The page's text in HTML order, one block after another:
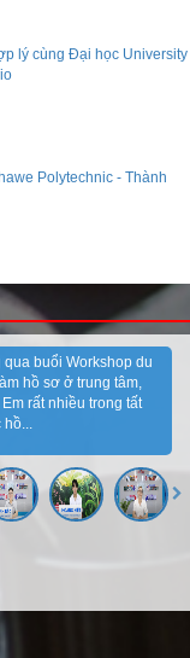
lý cùng Đại học University
Polytechnic - Thành
qua buổi Workshop du
hồ sơ ở trung tâm,
rất nhiều trong tất
hồ...